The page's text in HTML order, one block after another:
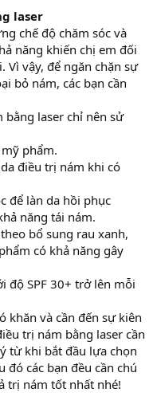
laser
chế độ chăm sóc và
năng khiến chị em đối
Vì vậy, để ngăn chặn sự
bỏ nám, các bạn cần
bằng laser chỉ nên sử
phẩm.
điều trị nám khi có
để làn da hồi phục
năng tái nám.
bổ sung rau xanh,
có khả năng gây
độ SPF 30+ trở lên mỗi
khăn và cần đến sự kiên
trị nám bằng laser cần
từ khi bắt đầu lựa chọn
đó các bạn đều cần chú
trị nám tốt nhất nhé!